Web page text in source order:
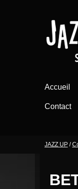
Accueil
Contact
JAZZ UP/